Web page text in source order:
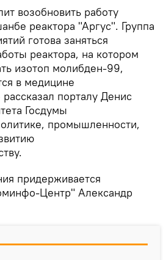
возобновить работу
реактора "Аргус". Группа
готова заняться
реактора, на котором
изотоп молибден-99,
в медицине
порталу Денис
Госдумы
промышленности,
придерживается
Центр" Александр